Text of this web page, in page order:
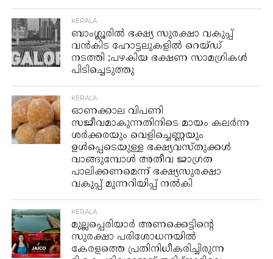
KERALA
ബാംഗ്ലൂരിൽ ഭക്ഷ്യ സുരക്ഷാ വകുപ്പ്
വൻകിട ഹോട്ടലുകളിൽ റെയ്‌ഡ്‌
നടത്തി ;പഴകിയ ഭക്ഷണ സാമഗ്രികൾ
പിടിച്ചെടുത്തു
KERALA
ഓണക്കാല വിപണി
സജീവമാകുന്നതിനിടെ മായം കലർന്ന
ശർക്കരയും വെളിച്ചെണ്ണയും
ഉൾപ്പെടെയുള്ള ഭക്ഷ്യവസ്തുക്കൾ
വാങ്ങുമ്പോൾ അതീവ ജാഗ്രത
പാലിക്കണമെന്ന് ഭക്ഷ്യസുരക്ഷാ
വകുപ്പ് മുന്നറിയിപ്പ് നൽകി
KERALA
മുല്ലപ്പെരിയാർ അണക്കെട്ടിന്റെ
സുരക്ഷാ പരിശോധനയിൽ
കേരളത്തെ പ്രതിനിധീകരിച്ചിരുന്ന